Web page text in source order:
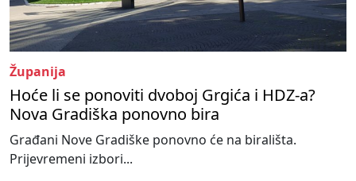
Županija
Hoće li se ponoviti dvoboj Grgića i HDZ-a?
Nova Gradiška ponovno bira
Građani Nove Gradiške ponovno će na birališta.
Prijevremeni izbori...